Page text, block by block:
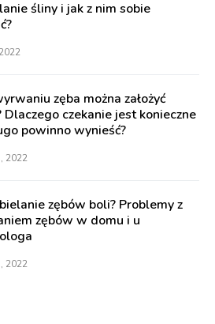
śliny i jak z nim sobie
zęba można założyć
Dlaczego czekanie jest konieczne
powinno wynieść?
2022
zębów boli? Problemy z
zębów w domu i u
2022